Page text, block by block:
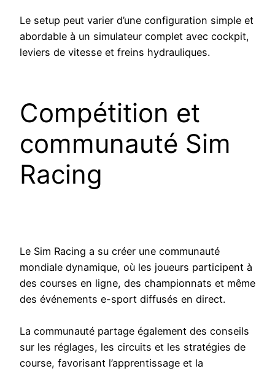
Le setup peut varier d’une configuration simple et
abordable à un simulateur complet avec cockpit,
leviers de vitesse et freins hydrauliques.
Compétition et
communauté Sim
Racing
Le Sim Racing a su créer une communauté
mondiale dynamique, où les joueurs participent à
des courses en ligne, des championnats et même
des événements e-sport diffusés en direct.
La communauté partage également des conseils
sur les réglages, les circuits et les stratégies de
course, favorisant l’apprentissage et la